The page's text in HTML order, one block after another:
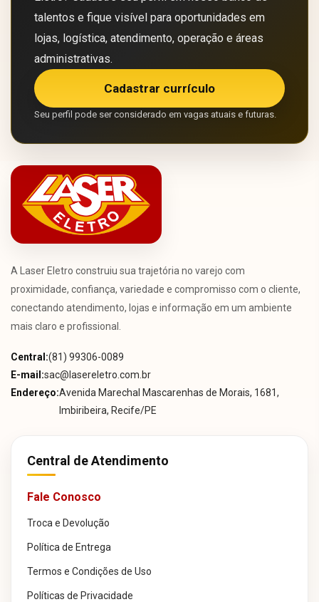
talentos e fique visível para oportunidades em
lojas, logística, atendimento, operação e áreas
administrativas.
Cadastrar currículo
Seu perfil pode ser considerado em vagas atuais e futuras.
A Laser Eletro construiu sua trajetória no varejo com
proximidade, confiança, variedade e compromisso com o cliente,
conectando atendimento, lojas e informação em um ambiente
mais claro e profissional.
Central:(81) 99306-0089
E-mail:sac@lasereletro.com.br
Endereço:Avenida Marechal Mascarenhas de Morais, 1681,
Imbiribeira, Recife/PE
Central de Atendimento
Fale Conosco
Troca e Devolução
Política de Entrega
Termos e Condições de Uso
Políticas de Privacidade